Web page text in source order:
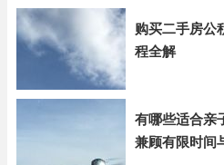
购买二手房公
程全解
有哪些适合亲
兼顾有限时间